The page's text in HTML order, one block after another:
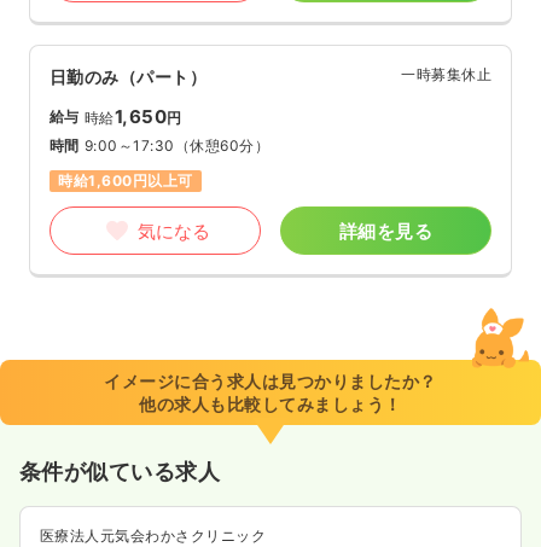
日勤のみ（パート） 一時募集休止
給与 時給1,650円
時間 9:00～17:30 （休憩60分）
時給1,600円以上可
気になる 詳細を見る
イメージに合う求人は見つかりましたか？
他の求人も比較してみましょう！
条件が似ている求人
医療法人元気会わかさクリニック